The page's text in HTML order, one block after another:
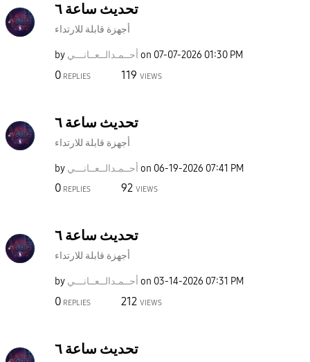
تحديث ساعة ٦
أجهزة قابلة للارتداء
by أحــمـدالــعــانـــي on ‎07-07-2026 01:30 PM
0 REPLIES 119 VIEWS
تحديث ساعة ٦
أجهزة قابلة للارتداء
by أحــمـدالــعــانـــي on ‎06-19-2026 07:41 PM
0 REPLIES 92 VIEWS
تحديث ساعة ٦
أجهزة قابلة للارتداء
by أحــمـدالــعــانـــي on ‎03-14-2026 07:31 PM
0 REPLIES 212 VIEWS
تحديث ساعة ٦